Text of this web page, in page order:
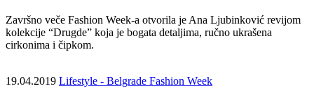
Završno veče Fashion Week-a otvorila je Ana Ljubinković revijom
kolekcije “Drugde” koja je bogata detaljima, ručno ukrašena
cirkonima i čipkom.
19.04.2019 Lifestyle - Belgrade Fashion Week